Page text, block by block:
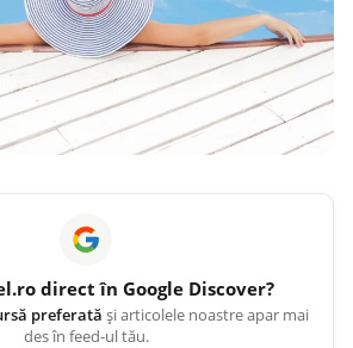
direct în Google Discover?
preferată și articolele noastre apar mai
des în feed-ul tău.